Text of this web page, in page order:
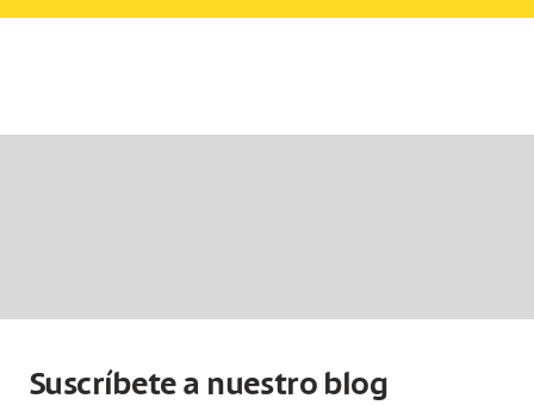
Suscríbete a nuestro blog